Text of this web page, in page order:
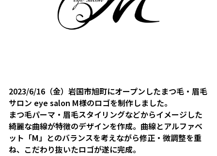
2023/6/16（金）岩国市旭町にオープンしたまつ毛・眉毛
サロン eye salon M様のロゴを制作しました。
まつ毛パーマ・眉毛スタイリングなどからイメージした
綺麗な曲線が特徴のデザインを作成。曲線とアルファベ
ット「M」とのバランスを考えながら修正・微調整を重
ね、こだわり抜いたロゴが遂に完成。